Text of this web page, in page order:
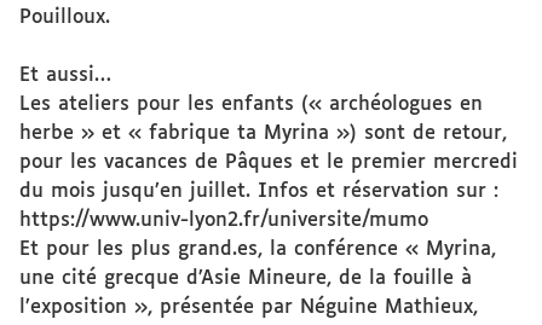
Pouilloux.
Et aussi…
Les ateliers pour les enfants (« archéologues en
herbe » et « fabrique ta Myrina ») sont de retour,
pour les vacances de Pâques et le premier mercredi
du mois jusqu’en juillet. Infos et réservation sur :
https://www.univ-lyon2.fr/universite/mumo
Et pour les plus grand.es, la conférence « Myrina,
une cité grecque d’Asie Mineure, de la fouille à
l’exposition », présentée par Néguine Mathieux,